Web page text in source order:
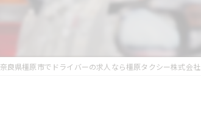
奈良県橿原市でドライバーの求人なら橿原タクシー株式会社